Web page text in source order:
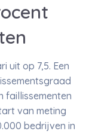
uit op 7,5. Een
faillissementen
van meting
bedrijven in